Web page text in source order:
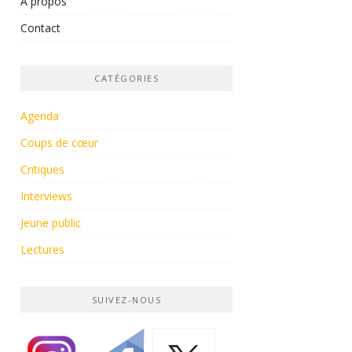
Contact
CATÉGORIES
Agenda
Coups de cœur
Critiques
Interviews
Jeune public
Lectures
SUIVEZ-NOUS